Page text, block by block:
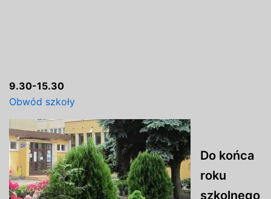
9.30-15.30
Obwód szkoły
Do końca
roku
szkolnego